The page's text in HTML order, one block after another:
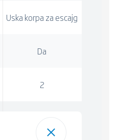
Uska korpa za escajg
Da
2